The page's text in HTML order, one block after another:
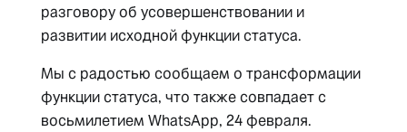
разговору об усовершенствовании и
развитии исходной функции статуса.
Мы с радостью сообщаем о трансформации
функции статуса, что также совпадает с
восьмилетием WhatsApp, 24 февраля.